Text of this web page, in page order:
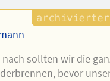
nach sollten wir die
bevor